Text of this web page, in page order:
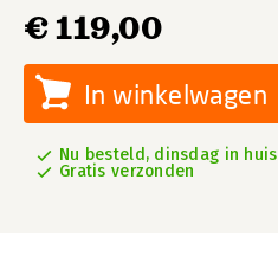
€ 119,00
In winkelwagen
Nu besteld, dinsdag in huis
Gratis verzonden